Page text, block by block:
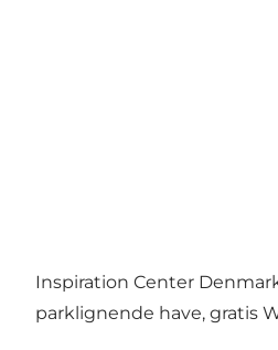
Inspiration Center
parklignende have, gratis